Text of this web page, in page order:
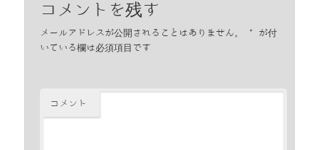
コメントを残す
メールアドレスが公開されることはありません。 * が付
いている欄は必須項目です
コメント